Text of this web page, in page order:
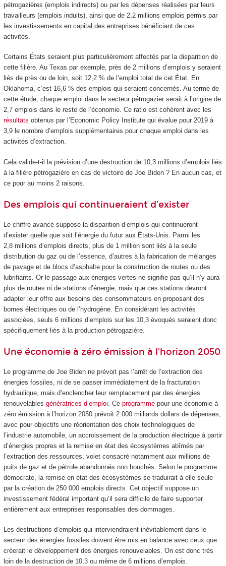
pétrogazières (emplois indirects) ou par les dépenses réalisées par leurs
travailleurs (emplois induits), ainsi que de 2,2 millions emplois permis par
les investissements en capital des entreprises bénéficiant de ces
activités.
Certains États seraient plus particulièrement affectés par la disparition de
cette filière. Au Texas par exemple, près de 2 millions d’emplois y seraient
liés de près ou de loin, soit 12,2 % de l’emploi total de cet État. En
Oklahoma, c’est 16,6 % des emplois qui seraient concernés. Au terme de
cette étude, chaque emploi dans le secteur pétrogazier serait à l’origine de
2,7 emplois dans le reste de l’économie. Ce ratio est cohérent avec les
résultats obtenus par l’Economic Policy Institute qui évalue pour 2019 à
3,9 le nombre d’emplois supplémentaires pour chaque emploi dans les
activités d’extraction.
Cela valide-t-il la prévision d’une destruction de 10,3 millions d’emplois liés
à la filière pétrogazière en cas de victoire de Joe Biden ? En aucun cas, et
ce pour au moins 2 raisons.
Des emplois qui continueraient d’exister
Le chiffre avancé suppose la disparition d’emplois qui continueront
d’exister quelle que soit l’énergie du futur aux États-Unis. Parmi les
2,8 millions d’emplois directs, plus de 1 million sont liés à la seule
distribution du gaz ou de l’essence, d’autres à la fabrication de mélanges
de pavage et de blocs d’asphalte pour la construction de routes ou des
lubrifiants. Or le passage aux énergies vertes ne signifie pas qu’il n’y aura
plus de routes ni de stations d’énergie, mais que ces stations devront
adapter leur offre aux besoins des consommateurs en proposant des
bornes électriques ou de l’hydrogène. En considérant les activités
associées, seuls 6 millions d’emplois sur les 10,3 évoqués seraient donc
spécifiquement liés à la production pétrogazière.
Une économie à zéro émission à l’horizon 2050
Le programme de Joe Biden ne prévoit pas l’arrêt de l’extraction des
énergies fossiles, ni de se passer immédiatement de la fracturation
hydraulique, mais d’enclencher leur remplacement par des énergies
renouvelables génératrices d’emploi . Ce programmepour une économie à
zéro émission à l’horizon 2050 prévoit 2 000 milliards dollars de dépenses,
avec pour objectifs une réorientation des choix technologiques de
l’industrie automobile, un accroissement de la production électrique à partir
d’énergies propres et la remise en état des écosystèmes abîmés par
l’extraction des ressources, volet consacré notamment aux millions de
puits de gaz et de pétrole abandonnés non bouchés. Selon le programme
démocrate, la remise en état des écosystèmes se traduirait à elle seule
par la création de 250 000 emplois directs. Cet objectif suppose un
investissement fédéral important qu’il sera difficile de faire supporter
entièrement aux entreprises responsables des dommages.
Les destructions d’emplois qui interviendraient inévitablement dans le
secteur des énergies fossiles doivent être mis en balance avec ceux que
créerait le développement des énergies renouvelables. On est donc très
loin de la destruction de 10,3 ou même de 6 millions d’emplois.